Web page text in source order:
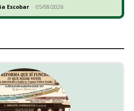
Escobar - 05/08/2026